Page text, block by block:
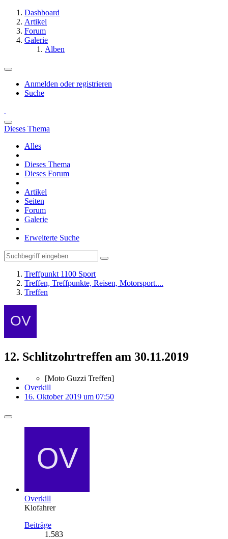
Dashboard
Artikel
Forum
Galerie
Alben
Anmelden oder registrieren
Suche
Dieses Thema
Alles
Dieses Thema
Dieses Forum
Artikel
Seiten
Forum
Galerie
Erweiterte Suche
Treffpunkt 1100 Sport
Treffen, Treffpunkte, Reisen, Motorsport....
Treffen
12. Schlitzohrtreffen am 30.11.2019
[Moto Guzzi Treffen]
Overkill
16. Oktober 2019 um 07:50
Overkill
Klofahrer
Beiträge
1.583